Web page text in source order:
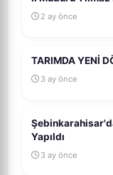
2 ay önce
TARIMDA YENİ
3 ay önce
Yapıldı
3 ay önce